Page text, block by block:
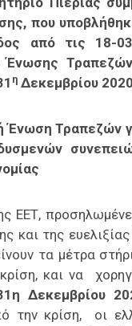
που
από τις 18-
Ένωσης
η Δεκεμβρίου
Ένωση Τραπεζών
ΕΕΤ,
και της
τα μέτρα
και να
Δεκεμβρίου
την κρίση, οι